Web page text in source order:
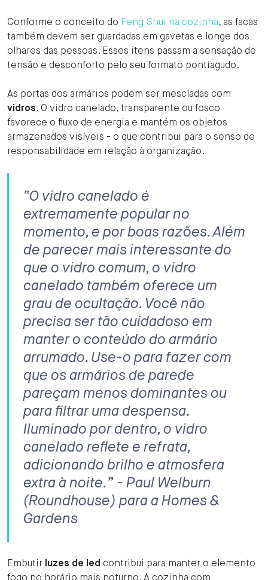
Conforme o conceito do Feng Shui na cozinha, as facas
também devem ser guardadas em gavetas e longe dos
olhares das pessoas. Esses itens passam a sensação de
tensão e desconforto pelo seu formato pontiagudo.
As portas dos armários podem ser mescladas com
vidros. O vidro canelado, transparente ou fosco
favorece o fluxo de energia e mantém os objetos
armazenados visíveis - o que contribui para o senso de
responsabilidade em relação à organização.
“O vidro canelado é
extremamente popular no
momento, e por boas razões. Além
de parecer mais interessante do
que o vidro comum, o vidro
canelado também oferece um
grau de ocultação. Você não
precisa ser tão cuidadoso em
manter o conteúdo do armário
arrumado. Use-o para fazer com
que os armários de parede
pareçam menos dominantes ou
para filtrar uma despensa.
Iluminado por dentro, o vidro
canelado reflete e refrata,
adicionando brilho e atmosfera
extra à noite.” - Paul Welburn
(Roundhouse) para a Homes &
Gardens
Embutir luzes de led contribui para manter o elemento